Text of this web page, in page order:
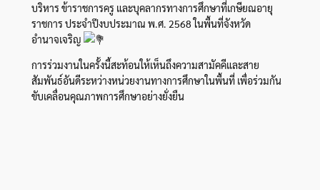
บริหาร ข้าราชการครู และบุคลากรทางการศึกษาที่เกษียณอายุ
ราชการ ประจำปีงบประมาณ พ.ศ. 2568 ในพื้นที่จังหวัด
อำนาจเจริญ
การร่วมงานในครั้งนี้สะท้อนให้เห็นถึงความสามัคคีและสาย
สัมพันธ์อันดีระหว่างหน่วยงานทางการศึกษาในพื้นที่ เพื่อร่วมกัน
ขับเคลื่อนคุณภาพการศึกษาอย่างยั่งยืน